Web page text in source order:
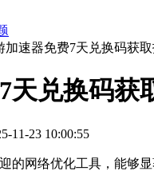
加速器免费7天兑换码获
天兑换码获
11-23 10:00:55
的网络优化工具，能够